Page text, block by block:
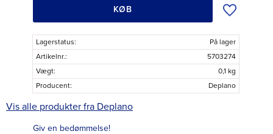
KØB Tilføj til
Lagerstatus
På lager
Artikelnr.
5703274
Vægt
0,1 kg
Producent
Deplano
Vis alle produkter fra Deplano
Giv en bedømmelse!